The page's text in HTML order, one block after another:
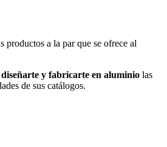
productos a la par que se ofrece al
diseñarte y fabricarte en aluminio las
de sus catálogos.